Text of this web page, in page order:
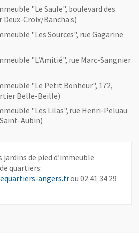
"Les Sources", rue Gagarine.
"L'Arbre à soie", square Paul-Valéry.
"Le Saule", boulevard des
Deux-Croix/Banchais)
"Les Sources", rue Gagarine
"L’Amitié", rue Marc-Sangnier
"Le Petit Bonheur", 172,
Belle-Beille)
"Les Lilas", rue Henri-Peluau
Aubin)
jardins de pied d’immeuble
quartiers:
angers.fr, Ouvre une
ou 02 41 34 29